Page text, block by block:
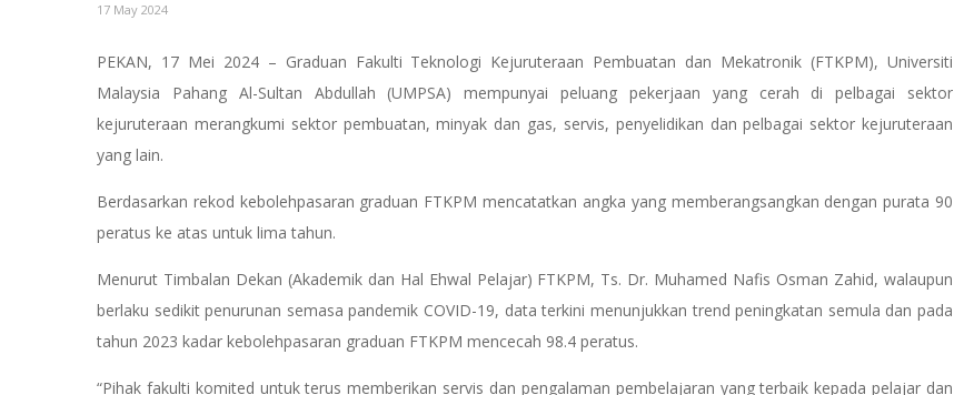
17 May 2024
PEKAN, 17 Mei 2024 – Graduan Fakulti Teknologi Kejuruteraan Pembuatan dan Mekatronik (FTKPM), Universiti
Malaysia Pahang Al-Sultan Abdullah (UMPSA) mempunyai peluang pekerjaan yang cerah di pelbagai sektor
kejuruteraan merangkumi sektor pembuatan, minyak dan gas, servis, penyelidikan dan pelbagai sektor kejuruteraan
yang lain.
Berdasarkan rekod kebolehpasaran graduan FTKPM mencatatkan angka yang memberangsangkan dengan purata 90
peratus ke atas untuk lima tahun.
Menurut Timbalan Dekan (Akademik dan Hal Ehwal Pelajar) FTKPM, Ts. Dr. Muhamed Nafis Osman Zahid, walaupun
berlaku sedikit penurunan semasa pandemik COVID-19, data terkini menunjukkan trend peningkatan semula dan pada
tahun 2023 kadar kebolehpasaran graduan FTKPM mencecah 98.4 peratus.
“Pihak fakulti komited untuk terus memberikan servis dan pengalaman pembelajaran yang terbaik kepada pelajar dan